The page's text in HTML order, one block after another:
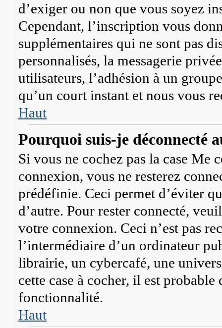
d’exiger ou non que vous soyez
Cependant, l’inscription vous
supplémentaires qui ne sont pas
personnalisés, la messagerie
utilisateurs, l’adhésion à un
qu’un court instant et nous vous
Haut
Pourquoi suis-je déconnecté
Si vous ne cochez pas la case Me
connexion, vous ne resterez
prédéfinie. Ceci permet d’éviter
d’autre. Pour rester connecté,
votre connexion. Ceci n’est pas
l’intermédiaire d’un ordinateur
librairie, un cybercafé, une
cette case à cocher, il est
fonctionnalité.
Haut